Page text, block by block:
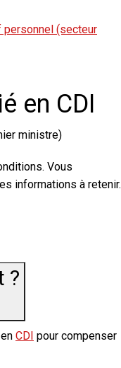
personnel (secteur
en CDI
ministre)
Vous
informations à retenir.
?
CDI pour compenser